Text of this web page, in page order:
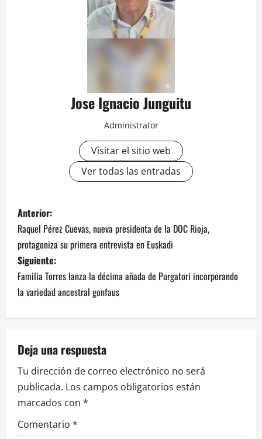
Jose Ignacio Junguitu
Administrator
Visitar el sitio web
Ver todas las entradas
N
a
v
e
g
a
c
i
ó
Anterior:
Raquel Pérez Cuevas, nueva presidenta de la DOC Rioja,
protagoniza su primera entrevista en Euskadi
Siguiente:
Familia Torres lanza la décima añada de Purgatori incorporando
la variedad ancestral gonfaus
Deja una respuesta
Tu dirección de correo electrónico no será
publicada. Los campos obligatorios están
marcados con *
Comentario *